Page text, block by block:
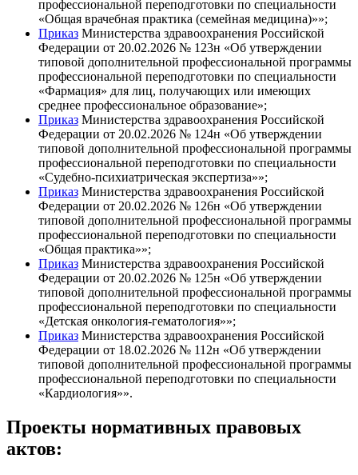
профессиональной переподготовки по специальности
«Общая врачебная практика (семейная медицина)»»;
Приказ Министерства здравоохранения Российской
Федерации от 20.02.2026 № 123н «Об утверждении
типовой дополнительной профессиональной программы
профессиональной переподготовки по специальности
«Фармация» для лиц, получающих или имеющих
среднее профессиональное образование»;
Приказ Министерства здравоохранения Российской
Федерации от 20.02.2026 № 124н «Об утверждении
типовой дополнительной профессиональной программы
профессиональной переподготовки по специальности
«Судебно-психиатрическая экспертиза»»;
Приказ Министерства здравоохранения Российской
Федерации от 20.02.2026 № 126н «Об утверждении
типовой дополнительной профессиональной программы
профессиональной переподготовки по специальности
«Общая практика»»;
Приказ Министерства здравоохранения Российской
Федерации от 20.02.2026 № 125н «Об утверждении
типовой дополнительной профессиональной программы
профессиональной переподготовки по специальности
«Детская онкология-гематология»»;
Приказ Министерства здравоохранения Российской
Федерации от 18.02.2026 № 112н «Об утверждении
типовой дополнительной профессиональной программы
профессиональной переподготовки по специальности
«Кардиология»».
Проекты нормативных правовых
актов: